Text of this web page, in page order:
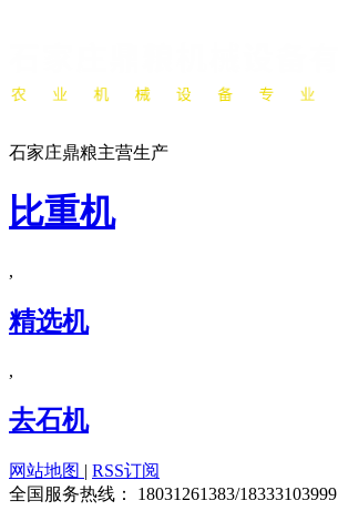
石家庄鼎粮主营生产
比重机
,
精选机
,
去石机
网站地图 | RSS订阅
全国服务热线： 18031261383/18333103999